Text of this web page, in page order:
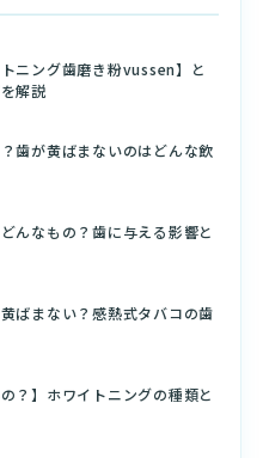
ニング歯磨き粉vussen】と
解説
歯が黄ばまないのはどんな飲
んなもの？歯に与える影響と
ばまない？感熱式タバコの歯
？】ホワイトニングの種類と